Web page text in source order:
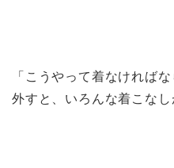
「こうやって着なければ
外すと、いろんな着こなし